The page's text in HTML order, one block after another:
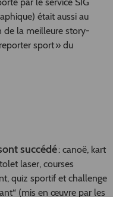
par le service SIG
était aussi au
de la meilleure story-
sport » du
succédé: canoë, kart
laser, courses
quiz sportif et challenge
(mis en œuvre par les